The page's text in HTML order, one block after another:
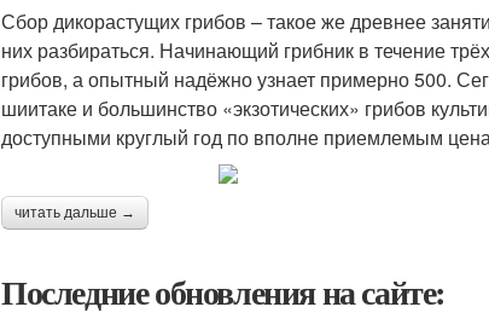
Сбор дикорастущих грибов – такое же древнее
них разбираться. Начинающий грибник в течение
грибов, а опытный надёжно узнает примерно 500.
шиитаке и большинство «экзотических» грибов
доступными круглый год по вполне приемлемым
читать дальше →
Последние обновления на сайте: